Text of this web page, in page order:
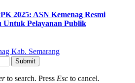
2025: ASN Kemenag Resmi
Untuk Pelayanan Publik
Kab. Semarang
Submit
to search. Press Esc to cancel.